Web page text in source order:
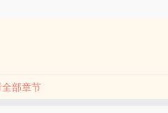
曦，叶虞，柳方宴，穆岚
写嗨了也不一定。
欢狗血文学 有强制，高岭之花受
部章节